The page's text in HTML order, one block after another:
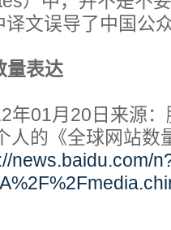
文误导了中国公
量表达
01月20日来源：
人的《全球网站数
news.baidu.com/